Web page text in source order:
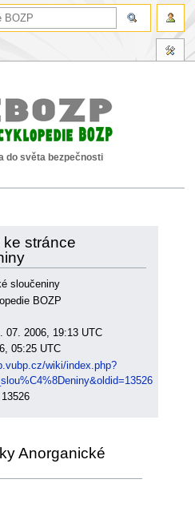
do světa bezpečnosti
stránce
sloučeniny
BOZP
07. 2006, 19:13 UTC
05:25 UTC
wiki/index.php?
Anorganické